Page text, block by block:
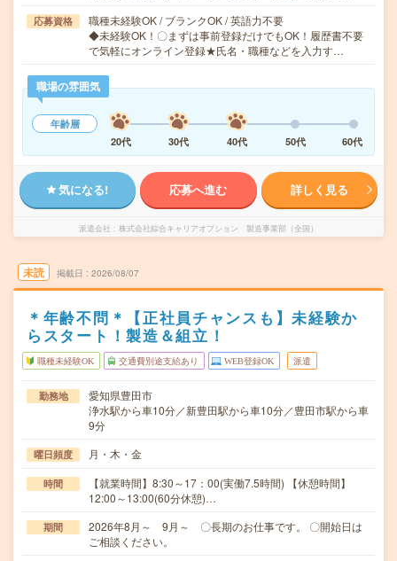
応募資格
職種未経験OK / ブランクOK / 英語力不要
◆未経験OK！〇まずは事前登録だけでもOK！履歴書不要
で気軽にオンライン登録★氏名・職種などを入力す…
職場の雰囲気
年齢層
20代
30代 40代 50代 60代
気になる! 応募へ進む 詳しく見る
派遣会社 株式会社綜合キャリアオプション 製造事業部（全国）
未読 掲載日 2026/08/07
＊年齢不問＊【正社員チャンスも】未経験か
らスタート！製造＆組立！
職種未経験OK 交通費別途支給あり WEB登録OK 派遣
勤務地
愛知県豊田市
浄水駅から車10分／新豊田駅から車10分／豊田市駅から車
9分
曜日頻度 月・木・金
時間
【就業時間】8:30～17：00(実働7.5時間) 【休憩時間】
12:00～13:00(60分休憩)…
期間
2026年8月～ 9月～ 〇長期のお仕事です。 〇開始日は
ご相談ください。